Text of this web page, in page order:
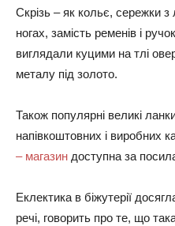
Скрізь – як кольє, сережки
ногах, замість ременів і
виглядали куцими на тлі
металу під золото.
Також популярні великі
напівкоштовних і виробних
– магазин доступна за
Еклектика в біжутерії
речі, говорить про те, що